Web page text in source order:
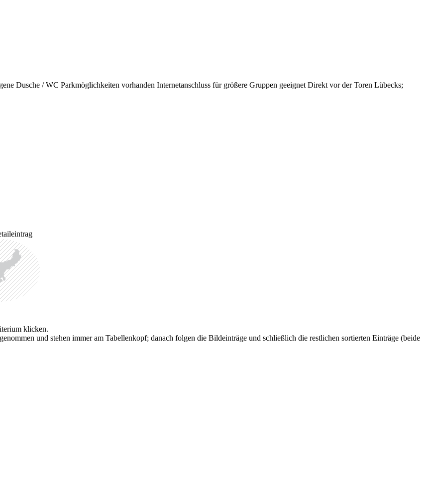
Dusche / WC Parkmöglichkeiten vorhanden Internetanschluss für größere Gruppen geeignet Direkt vor der Toren Lübecks;
klicken.
und stehen immer am Tabellenkopf; danach folgen die Bildeinträge und schließlich die restlichen sortierten Einträge (beide